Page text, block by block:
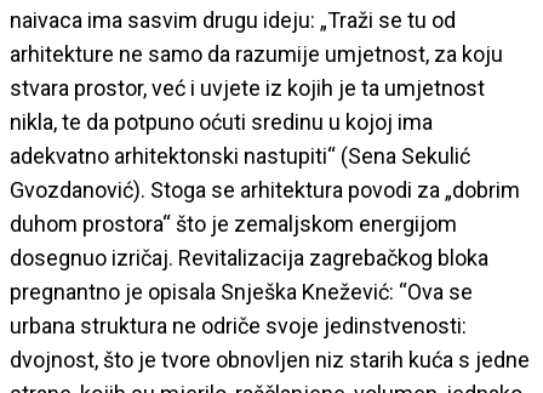
naivaca ima sasvim drugu ideju: „Traži se tu od
arhitekture ne samo da razumije umjetnost, za koju
stvara prostor, već i uvjete iz kojih je ta umjetnost
nikla, te da potpuno oćuti sredinu u kojoj ima
adekvatno arhitektonski nastupiti“ (Sena Sekulić
Gvozdanović). Stoga se arhitektura povodi za „dobrim
duhom prostora“ što je zemaljskom energijom
dosegnuo izričaj. Revitalizacija zagrebačkog bloka
pregnantno je opisala Snješka Knežević: “Ova se
urbana struktura ne odriče svoje jedinstvenosti:
dvojnost, što je tvore obnovljen niz starih kuća s jedne